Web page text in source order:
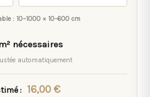
: 10–1000 × 10–600 cm
nécessaires
automatiquement
: 16,00 €